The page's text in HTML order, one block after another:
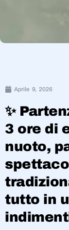
Aprile 9, 2026
✨
3 ore di
nuoto,
tutto in